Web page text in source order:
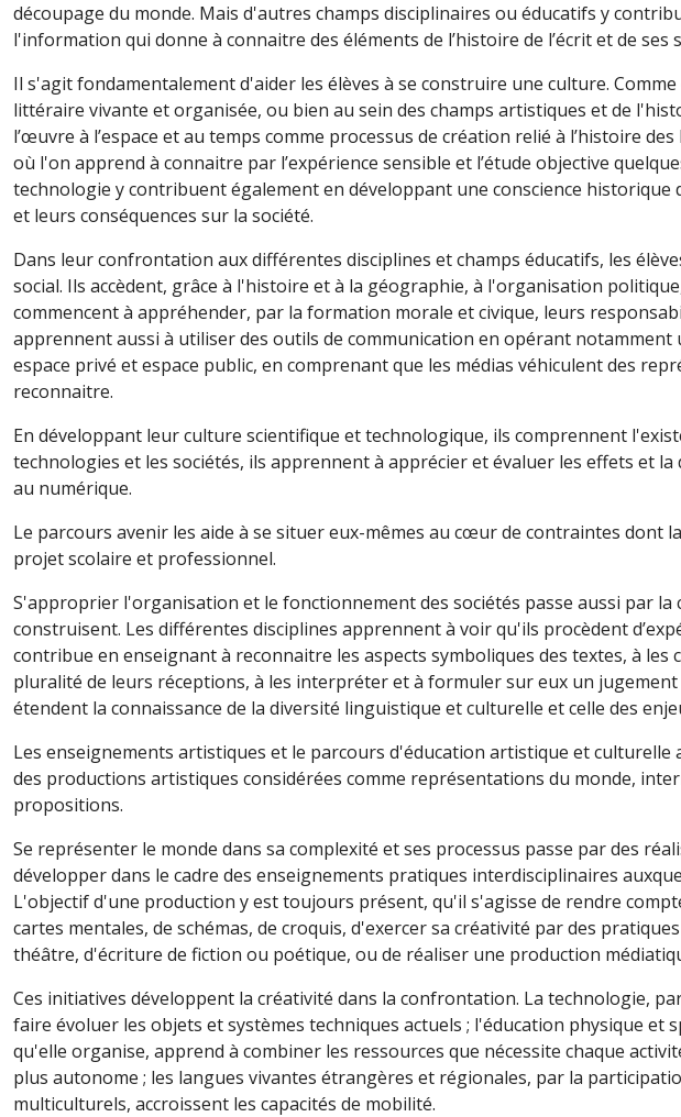
découpage du monde. Mais d'autres champs disciplinaires ou éducatifs y
l'information qui donne à connaitre des éléments de l’histoire de l’écrit et de ses
Il s'agit fondamentalement d'aider les élèves à se construire une culture.
littéraire vivante et organisée, ou bien au sein des champs artistiques et de
l’œuvre à l’espace et au temps comme processus de création relié à l’histoire
où l'on apprend à connaitre par l’expérience sensible et l’étude objective
technologie y contribuent également en développant une conscience
et leurs conséquences sur la société.
Dans leur confrontation aux différentes disciplines et champs éducatifs, les
social. Ils accèdent, grâce à l'histoire et à la géographie, à l'organisation
commencent à appréhender, par la formation morale et civique, leurs
apprennent aussi à utiliser des outils de communication en opérant
espace privé et espace public, en comprenant que les médias véhiculent des
reconnaitre.
En développant leur culture scientifique et technologique, ils comprennent
technologies et les sociétés, ils apprennent à apprécier et évaluer les effets et
au numérique.
Le parcours avenir les aide à se situer eux-mêmes au cœur de contraintes dont
projet scolaire et professionnel.
S'approprier l'organisation et le fonctionnement des sociétés passe aussi par la
construisent. Les différentes disciplines apprennent à voir qu'ils procèdent
contribue en enseignant à reconnaitre les aspects symboliques des textes, à
pluralité de leurs réceptions, à les interpréter et à formuler sur eux un
étendent la connaissance de la diversité linguistique et culturelle et celle des
Les enseignements artistiques et le parcours d'éducation artistique et
des productions artistiques considérées comme représentations du monde,
propositions.
Se représenter le monde dans sa complexité et ses processus passe par des
développer dans le cadre des enseignements pratiques interdisciplinaires
L'objectif d'une production y est toujours présent, qu'il s'agisse de rendre
cartes mentales, de schémas, de croquis, d'exercer sa créativité par des
théâtre, d'écriture de fiction ou poétique, ou de réaliser une production
Ces initiatives développent la créativité dans la confrontation. La technologie,
faire évoluer les objets et systèmes techniques actuels ; l'éducation physique et
qu'elle organise, apprend à combiner les ressources que nécessite chaque
plus autonome ; les langues vivantes étrangères et régionales, par la
multiculturels, accroissent les capacités de mobilité.